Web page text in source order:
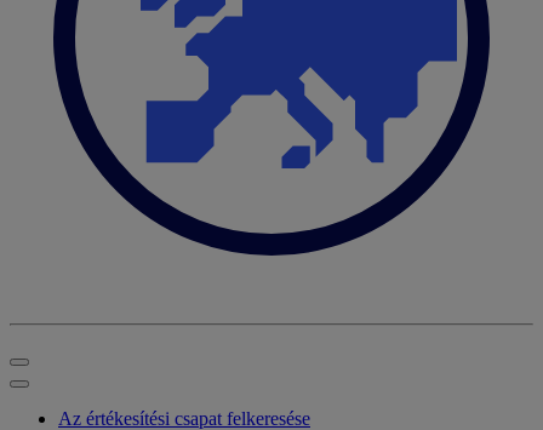
Az értékesítési csapat felkeresése